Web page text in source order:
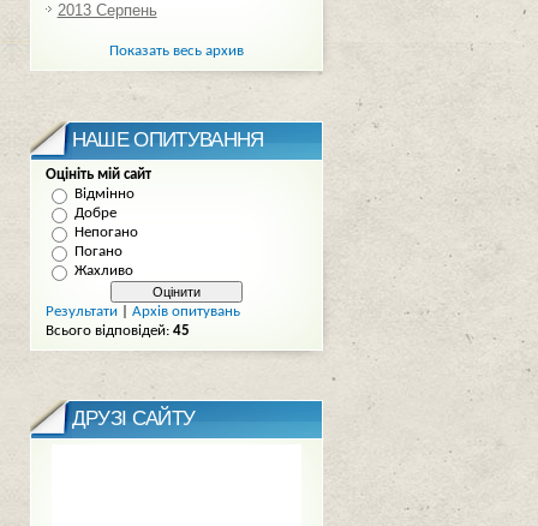
2013 Серпень
Показать весь архив
НАШЕ ОПИТУВАННЯ
Оцініть мій сайт
Відмінно
Добре
Непогано
Погано
Жахливо
Результати| Архів опитувань
Всього відповідей: 45
ДРУЗІ САЙТУ